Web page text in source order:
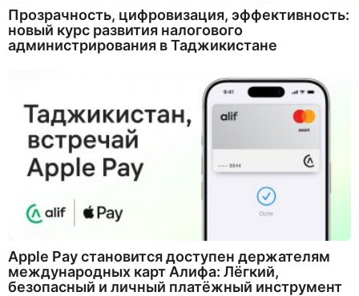
Прозрачность, цифровизация, эффективность:
новый курс развития налогового
администрирования в Таджикистане
Apple Pay становится доступен держателям
международных карт Алифа: Лёгкий,
безопасный и личный платёжный инструмент